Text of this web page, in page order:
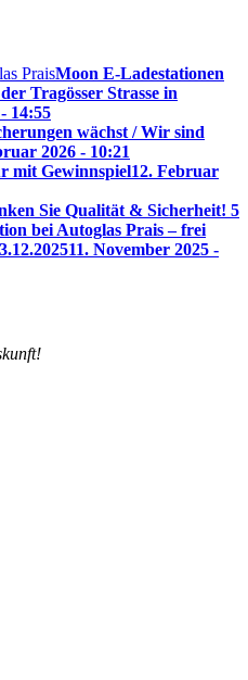
Moon E-Ladestationen
Tragösser Strasse in
14:55
wächst / Wir sind
2026 - 10:21
mit Gewinnspiel12. Februar
Sie Qualität & Sicherheit! 5
bei Autoglas Prais – frei
11. November 2025 -